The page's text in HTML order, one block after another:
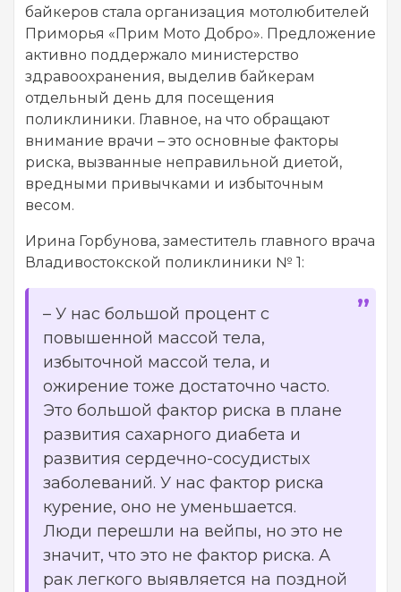
байкеров стала организация мотолюбителей
Приморья «Прим Мото Добро». Предложение
активно поддержало министерство
здравоохранения, выделив байкерам
отдельный день для посещения
поликлиники. Главное, на что обращают
внимание врачи – это основные факторы
риска, вызванные неправильной диетой,
вредными привычками и избыточным
весом.
Ирина Горбунова, заместитель главного врача
Владивостокской поликлиники № 1:
– У нас большой процент с
повышенной массой тела,
избыточной массой тела, и
ожирение тоже достаточно часто.
Это большой фактор риска в плане
развития сахарного диабета и
развития сердечно-сосудистых
заболеваний. У нас фактор риска
курение, оно не уменьшается.
Люди перешли на вейпы, но это не
значит, что это не фактор риска. А
рак легкого выявляется на поздной